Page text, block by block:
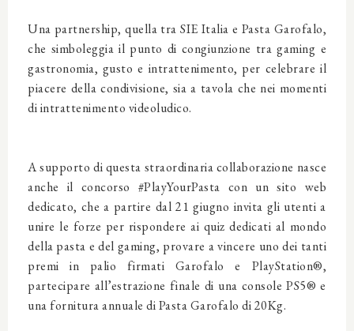
Una partnership, quella tra SIE Italia e Pasta Garofalo,
che simboleggia il punto di congiunzione tra gaming e
gastronomia, gusto e intrattenimento, per celebrare il
piacere della condivisione, sia a tavola che nei momenti
di intrattenimento videoludico.
A supporto di questa straordinaria collaborazione nasce
anche il concorso #PlayYourPasta con un sito web
dedicato, che a partire dal 21 giugno invita gli utenti a
unire le forze per rispondere ai quiz dedicati al mondo
della pasta e del gaming, provare a vincere uno dei tanti
premi in palio firmati Garofalo e PlayStation®,
partecipare all’estrazione finale di una console PS5® e
una fornitura annuale di Pasta Garofalo di 20Kg.